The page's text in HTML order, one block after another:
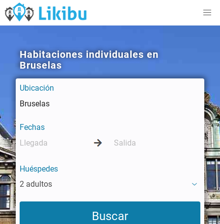
Habitaciones individuales en
Bruselas
Ubicación
Fechas
Huéspedes
2 adultos